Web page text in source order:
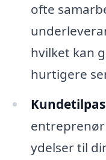
ofte
hvilket kan
hurtigere
entreprenør
ydelser til